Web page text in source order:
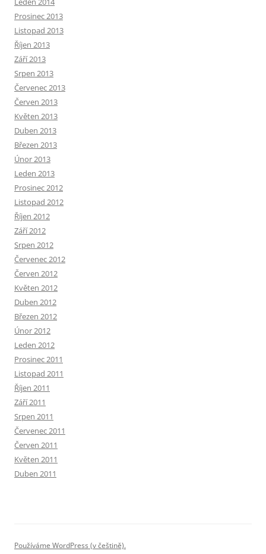
Prosinec 2013
Listopad 2013
Říjen 2013
Září 2013
Srpen 2013
Červenec 2013
Červen 2013
Květen 2013
Duben 2013
Březen 2013
Únor 2013
Leden 2013
Prosinec 2012
Listopad 2012
Říjen 2012
Září 2012
Srpen 2012
Červenec 2012
Červen 2012
Květen 2012
Duben 2012
Březen 2012
Únor 2012
Leden 2012
Prosinec 2011
Listopad 2011
Říjen 2011
Září 2011
Srpen 2011
Červenec 2011
Červen 2011
Květen 2011
Duben 2011
Používáme WordPress (v češtině).